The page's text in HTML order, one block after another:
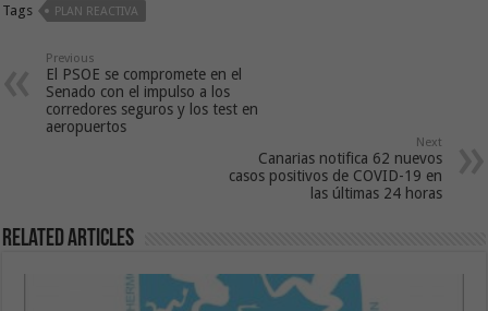
Tags PLAN REACTIVA
Previous
El PSOE se compromete en el
Senado con el impulso a los
corredores seguros y los test en
aeropuertos
Next
Canarias notifica 62 nuevos
casos positivos de COVID-19 en
las últimas 24 horas
Related Articles